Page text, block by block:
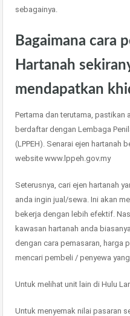
sebagainya.
Bagaimana cara
Hartanah
mendapatkan
Pertama dan terutama, pastikan
berdaftar dengan Lembaga
(LPPEH). Senarai ejen hartanah
website www.lppeh.gov.my
Seterusnya, cari ejen hartanah
anda ingin jual/sewa. Ini akan
bekerja dengan lebih efektif.
kawasan hartanah anda
dengan cara pemasaran, harga
mencari pembeli / penyewa
Untuk melihat unit lain di Hulu
Untuk menyemak nilai pasaran